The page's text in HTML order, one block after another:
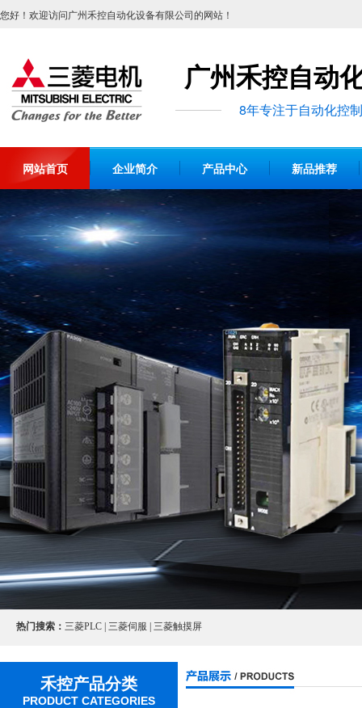
您好！欢迎访问广州禾控自动化设备有限公司的网站！
广州禾控自动
8年专注于自动化控
网站首页 企业简介 产品中心 新品推荐
热门搜索： 三菱PLC | 三菱伺服 | 三菱触摸屏
禾控产品分类
PRODUCT CATEGORIES